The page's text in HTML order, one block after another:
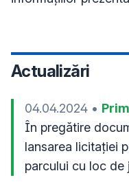
Actualizări
04.04.2024 •
În pregătire
lansarea licitației
parcului cu loc de